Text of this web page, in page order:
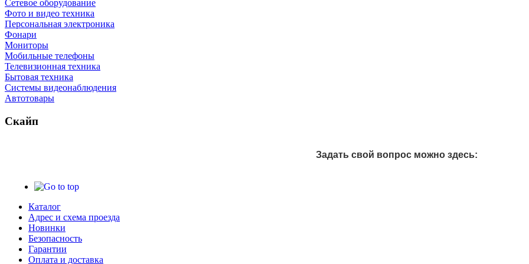
Сетевое оборудование
Фото и видео техника
Персональная электроника
Фонари
Мониторы
Мобильные телефоны
Телевизионная техника
Бытовая техника
Cистемы видеонаблюдения
Автотовары
Скайп
Задать свой вопрос можно здесь:
Каталог
Адрес и схема проезда
Новинки
Безопасность
Гарантии
Оплата и доставка